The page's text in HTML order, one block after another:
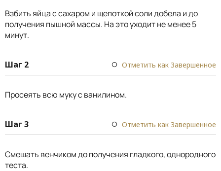
Взбить яйца с сахаром и щепоткой соли добела и до
получения пышной массы. На это уходит не менее 5
минут.
Шаг 2 Отметить как Завершенное
Просеять всю муку с ванилином.
Шаг 3 Отметить как Завершенное
Смешать венчиком до получения гладкого, однородного
теста.